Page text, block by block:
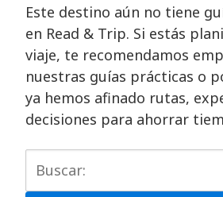
Este destino aún no tiene
en Read & Trip. Si estás
viaje, te recomendamos
nuestras guías prácticas o
ya hemos afinado rutas,
decisiones para ahorrar